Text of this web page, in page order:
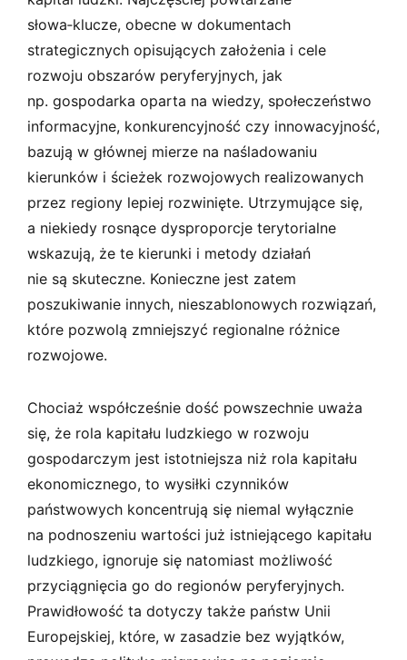
słowa‑klucze, obecne w dokumentach
strategicznych opisujących założenia i cele
rozwoju obszarów peryferyjnych, jak
np. gospodarka oparta na wiedzy, społeczeństwo
informacyjne, konkurencyjność czy innowacyjność,
bazują w głównej mierze na naśladowaniu
kierunków i ścieżek rozwojowych realizowanych
przez regiony lepiej rozwinięte. Utrzymujące się,
a niekiedy rosnące dysproporcje terytorialne
wskazują, że te kierunki i metody działań
nie są skuteczne. Konieczne jest zatem
poszukiwanie innych, nieszablonowych rozwiązań,
które pozwolą zmniejszyć regionalne różnice
rozwojowe.
Chociaż współcześnie dość powszechnie uważa
się, że rola kapitału ludzkiego w rozwoju
gospodarczym jest istotniejsza niż rola kapitału
ekonomicznego, to wysiłki czynników
państwowych koncentrują się niemal wyłącznie
na podnoszeniu wartości już istniejącego kapitału
ludzkiego, ignoruje się natomiast możliwość
przyciągnięcia go do regionów peryferyjnych.
Prawidłowość ta dotyczy także państw Unii
Europejskiej, które, w zasadzie bez wyjątków,